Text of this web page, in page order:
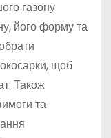
газону
його форму та
щоб
Також
та